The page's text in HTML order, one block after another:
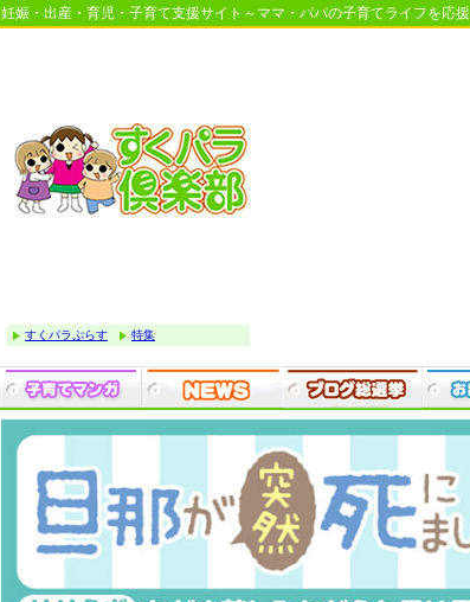
妊娠・出産・育児・子育て支援サイト～ママ・パパの子育てライフを応
すくパラぷらす 特集